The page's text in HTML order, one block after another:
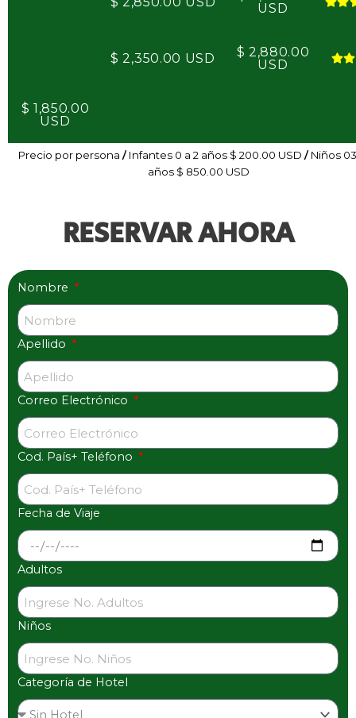
USD
$ 2,350.00 USD
$ 2,880.00
USD
$ 1,850.00
USD
Precio por persona / Infantes 0 a 2 años $ 200.00 USD / Niños
años $ 850.00 USD
RESERVAR AHORA
Nombre
Apellido
Correo Electrónico
Cod. País+ Teléfono
Fecha de Viaje
Adultos
Niños
Categoría de Hotel